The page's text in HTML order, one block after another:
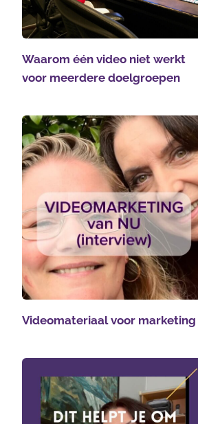
Waarom één video niet werkt
voor meerdere doelgroepen
Videomateriaal voor marketing